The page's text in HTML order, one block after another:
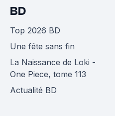
BD
Top 2026 BD
Une fête sans fin
La Naissance de Loki -
One Piece, tome 113
Actualité BD